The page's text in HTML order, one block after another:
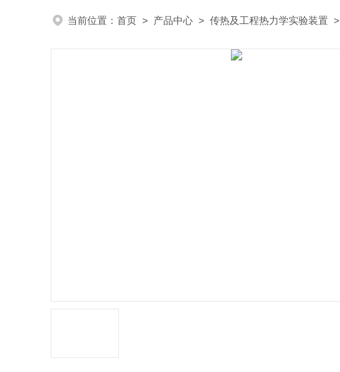
当前位置： 首页 > 产品中心 > 传热及工程热力学实验装置 >